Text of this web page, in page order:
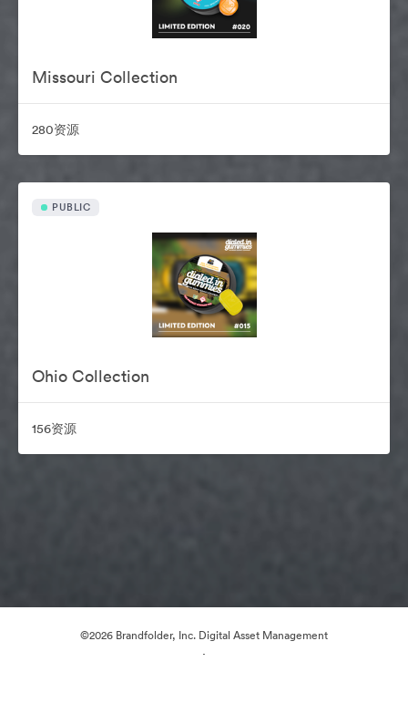
Missouri Collection
280资源
PUBLIC
Ohio Collection
156资源
©2026 Brandfolder, Inc. Digital Asset Management
·